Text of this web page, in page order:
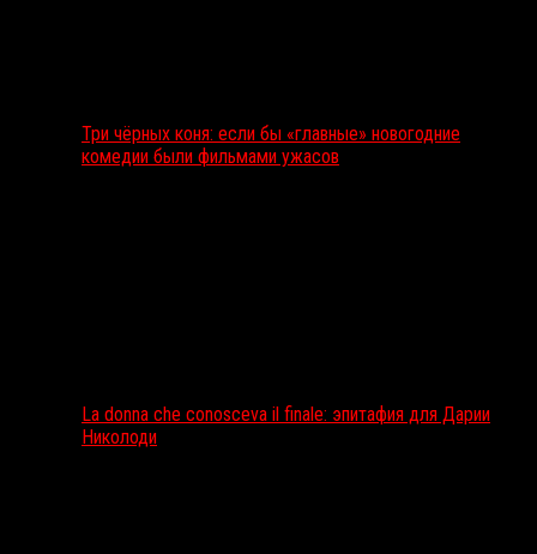
Три чёрных коня: если бы «главные» новогодние
комедии были фильмами ужасов
La donna che conosceva il finale: эпитафия для Дарии
Николоди